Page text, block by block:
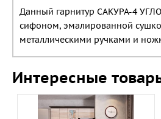
Данный гарнитур САКУРА-4
сифоном, эмалированной
металлическими ручками и
Интересные